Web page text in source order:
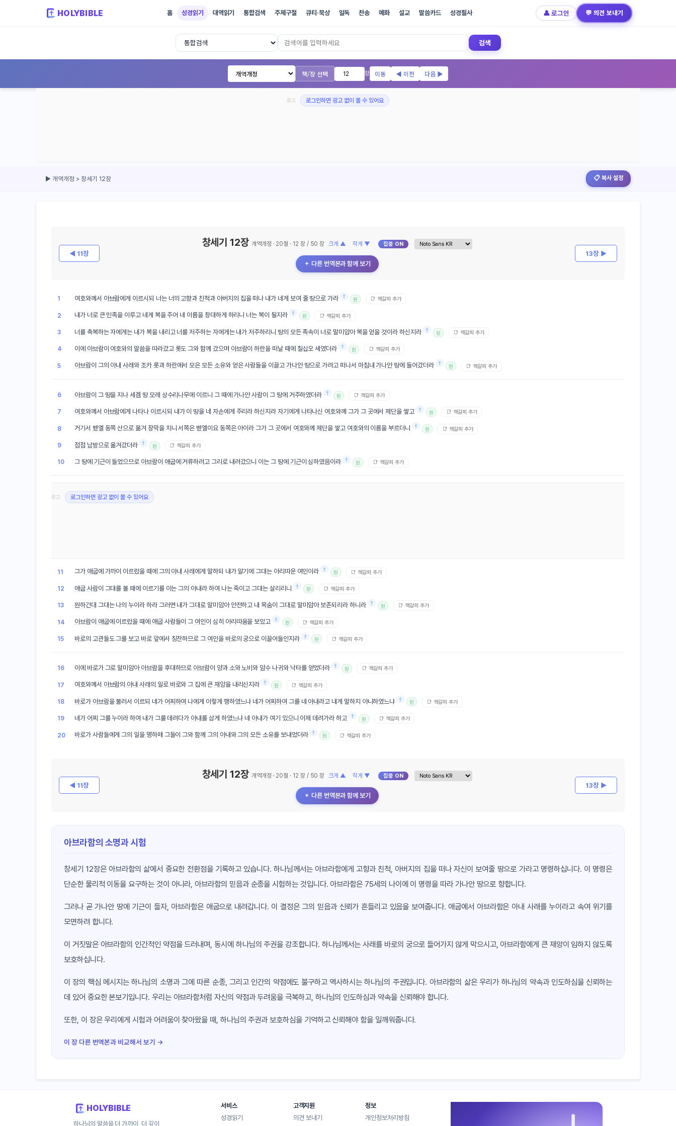
HOLYBIBLE 홈 성경읽기 대역읽기 통합검색 주제구절 큐티·묵상 일독 찬송 예화 설교 말씀카드 성경필사 👤 로그인 💬 의견 보내기
성경읽기 - 개역개정 개역한글 NIV KJV 17개 번역본 온라인 성경 검색
책/장 선택 장 이동 ◀ 이전 다음 ▶
광고 로그인하면 광고 없이 볼 수 있어요
▶ 개역개정 > 창세기 12장 📋 복사 설정
◀ 11장
창세기 12장 개역개정 · 20절 · 12 장 / 50 장 크게 ▲ 작게 ▼ 집중 ON
＋ 다른 번역본과 함께 보기
13장 ▶
1 여호와께서 아브람에게 이르시되 너는 너의고향과 친척과 아버지 의 집을 떠나 내가 네게 보여 줄 땅으로 가라 † 원 📑 책갈피 추가
2 내가 너로 큰 민족을 이루고 네게 복을 주어 네 이름을 창대하게 하리니 너는 복이 될지라 † 원 📑 책갈피 추가
3 너를 축복하는 자에게는 내가 복을 내리고 너를 저주하는 자에게는 내가 저주하리니 땅의 모든족속이 너로 말미암아 복을 얻을 것이라 하신지라 † 원 📑 책갈피 추가
4 이에 아브람이 여호와의 말씀을 따라갔고 롯도 그와함께 갔으며 아브람이하란을 떠날 때에 칠십오 세였더라 † 원 📑 책갈피 추가
5 아브람이 그의 아내 사래와조카롯과 하란에서 모은 모든 소유와 얻은 사람들을 이끌고 가나안땅으로 가려고 떠나서 마침내 가나안땅에 들어갔더라 † 원 📑 책갈피 추가
6 아브람이 그 땅을 지나세겜 땅 모레 상수리나무에 이르니 그 때에가나안사람이 그 땅에 거주하였더라 † 원 📑 책갈피 추가
7 여호와께서 아브람에게 나타나 이르시되 내가 이 땅을 네 자손에게 주리라 하신지라 자기 에게 나타나신 여호와께 그가 그 곳에서제단을쌓고 † 원 📑 책갈피 추가
8 거기서 벧엘 동쪽 산으로 옮겨 장막을 치니 서쪽은 벧엘이요 동쪽은 아이라 그가 그 곳에서 여호와께제단을 쌓고 여호와의 이름을 부르더니 † 원 📑 책갈피 추가
9 점점 남방으로 옮겨갔더라 † 원 📑 책갈피 추가
10 그 땅에 기근이 들었으므로 아브람이 애굽에 거류하려고 그리로 내려갔으니 이는 그 땅에 기근이 심하였음이라 † 원 📑 책갈피 추가
광고 로그인하면 광고 없이 볼 수 있어요
11 그가 애굽에 가까이 이르렀을 때에 그의 아내 사래 에게 말하되 내가 알기에 그대는 아리따운 여인이라 † 원 📑 책갈피 추가
12 애굽 사람이 그대를 볼 때에 이르기를 이는 그의 아내라 하여 나는 죽이고 그대는 살리리니 † 원 📑 책갈피 추가
13 원하건대 그대는 나의 누이라 하라 그러면 내가그대로 말미암아 안전하고 내목숨이 그대로말미암아 보존되리라 하니라 † 원 📑 책갈피 추가
14 아브람이 애굽에 이르렀을 때에 애굽사람들이 그 여인이 심히 아리따움을 보았고 † 원 📑 책갈피 추가
15 바로의 고관들도 그를 보고 바로 앞에서 칭찬하므로 그 여인을 바로의 궁으로 이끌어들인지라 † 원 📑 책갈피 추가
16 이에 바로가 그로 말미암아 아브람을 후대하므로 아브람이 양과 소와노비와 암수 나귀와 낙타를 얻었더라 † 원 📑 책갈피 추가
17 여호와께서 아브람의 아내 사래의 일로 바로와 그 집에 큰 재앙을 내리신지라 † 원 📑 책갈피 추가
18 바로가 아브람을 불러서 이르되 네가 어찌하여 나에게 이렇게 행하였느냐 네가 어찌하여 그를 네 아내 라고 내게 말하지 아니하였느냐 † 원 📑 책갈피 추가
19 네가 어찌 그를 누이라 하여 내가 그를 데려다가 아내를 삼게 하였느냐 네 아내가 여기 있으니 이제 데려가라 하고 † 원 📑 책갈피 추가
20 바로가 사람들에게 그의 일을 명하매 그들이 그와함께 그의 아내와 그의 모든소유를 보내었더라 † 원 📑 책갈피 추가
◀ 11장
창세기 12장 개역개정 · 20절 · 12 장 / 50 장 크게 ▲ 작게 ▼ 집중 ON
＋ 다른 번역본과 함께 보기
13장 ▶
아브라함의 소명과 시험
창세기 12장은 아브라함의 삶에서 중요한 전환점을 기록하고 있습니다. 하나님께서는 아브라함에게 고향과 친척, 아버지의 집을 떠나 자신이 보여줄 땅으로 가라고 명령하십니다. 이 명령은
단순한 물리적 이동을 요구하는 것이 아니라, 아브라함의 믿음과 순종을 시험하는 것입니다. 아브라함은 75세의 나이에 이 명령을 따라 가나안 땅으로 향합니다.
그러나 곧 가나안 땅에 기근이 들자, 아브라함은 애굽으로 내려갑니다. 이 결정은 그의 믿음과 신뢰가 흔들리고 있음을 보여줍니다. 애굽에서 아브라함은 아내 사래를 누이라고 속여 위기를
모면하려 합니다.
이 거짓말은 아브라함의 인간적인 약점을 드러내며, 동시에 하나님의 주권을 강조합니다. 하나님께서는 사래를 바로의 궁으로 들어가지 않게 막으시고, 아브라함에게 큰 재앙이 임하지 않도록
보호하십니다.
이 장의 핵심 메시지는 하나님의 소명과 그에 따른 순종, 그리고 인간의 약점에도 불구하고 역사하시는 하나님의 주권입니다. 아브라함의 삶은 우리가 하나님의 약속과 인도하심을 신뢰하는
데 있어 중요한 본보기입니다. 우리는 아브라함처럼 자신의 약점과 두려움을 극복하고, 하나님의 인도하심과 약속을 신뢰해야 합니다.
또한, 이 장은 우리에게 시험과 어려움이 찾아왔을 때, 하나님의 주권과 보호하심을 기억하고 신뢰해야 함을 일깨워줍니다.
이 장 다른 번역본과 비교해서 보기 →
HOLYBIBLE
하나님의 말씀을 더 가까이, 더 깊이
서비스
성경읽기
고객지원
의견 보내기
정보
개인정보처리방침